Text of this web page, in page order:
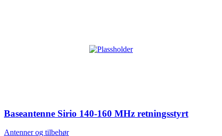
Baseantenne Sirio 140-160 MHz retningsstyrt
Antenner og tilbehør